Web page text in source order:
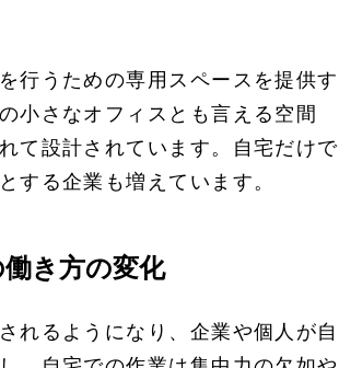
行うための専用スペースを提供す
小さなオフィスとも言える空間
て設計されています。自宅だけで
する企業も増えています。
き方の変化
れるようになり、企業や個人が自